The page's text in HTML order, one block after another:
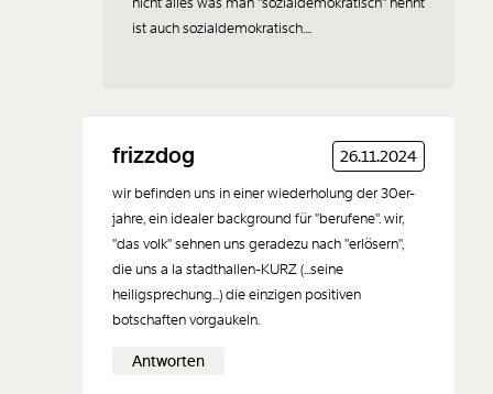
ist auch sozialdemokratisch....
frizzdog 26.11.2024
wir befinden uns in einer wiederholung der 30er-
jahre, ein idealer background für "berufene". wir,
"das volk" sehnen uns geradezu nach "erlösern",
die uns a la stadthallen-KURZ (...seine
heiligsprechung...) die einzigen positiven
botschaften vorgaukeln.
Antworten